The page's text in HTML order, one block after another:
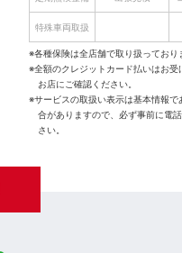
特殊車両取扱
※各種保険は全店舗で取り扱っており
※全額のクレジットカード払いはお受
お店にご確認ください。
※サービスの取扱い表示は基本情報
合がありますので、必ず事前に電
さい。